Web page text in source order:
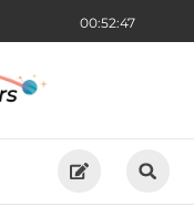
00:52:49